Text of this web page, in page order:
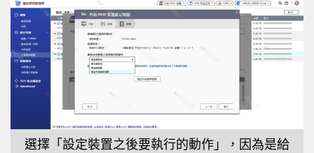
選擇「設定裝置之後要執行的動作」，因為是給